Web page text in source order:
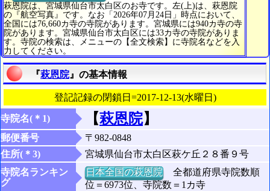
萩恩院は、宮城県仙台市太白区のお寺です。左(上)は、萩恩院
の『航空写真』です。なお「2026年07月24日」時点において、
全国には76,660カ寺の寺院があります。宮城県には940カ寺の寺
院があります。宮城県仙台市太白区には33カ寺の寺院がありま
す。寺院の検索は、メニューの【全文検索】に寺院名などを入
力してください。
『萩恩院』の基本情報
登記記録の閉鎖日=2017-12-13(水曜日)
寺院名(＊1) 【萩恩院】
郵便番号
〒982-0848
住所(＊3)
宮城県仙台市太白区萩ケ丘２８番９号
寺院名ランキン
グ
日本全国の萩恩院全都道府県寺院数順
位＝6973位、寺院数＝1カ寺